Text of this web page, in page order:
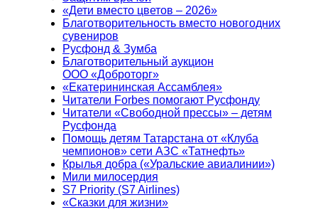
«Дети вместо цветов – 2026»
Благотворительность вместо новогодних
сувениров
Русфонд & Зумба
Благотворительный аукцион
ООО «Доброторг»
«Екатерининская Ассамблея»
Читатели Forbes помогают Русфонду
Читатели «Свободной прессы» – детям
Русфонда
Помощь детям Татарстана от «Клуба
чемпионов» сети АЗС «Татнефть»
Крылья добра («Уральские авиалинии»)
Мили милосердия
S7 Priority (S7 Airlines)
«Сказки для жизни»